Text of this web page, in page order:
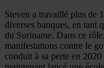
Steven a travaillé plus de
diverses banques, en tant
du Suriname. Dans ce
manifestations contre le
conduit à sa perte en 2020